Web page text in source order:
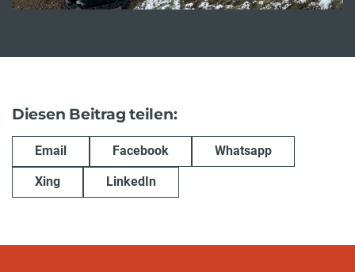
Diesen Beitrag teilen:
Email Facebook Whatsapp
Xing LinkedIn